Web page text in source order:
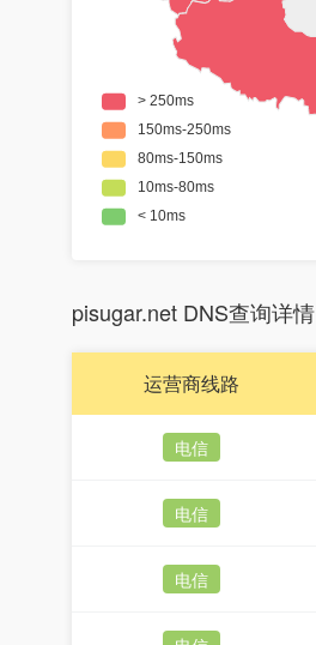
pisugar.net DNS查询详情
运营商线路
电信
电信
电信